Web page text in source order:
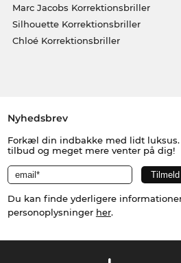
Marc Jacobs Korrektionsbriller
Silhouette Korrektionsbriller
Chloé Korrektionsbriller
Nyhedsbrev
Forkæl din indbakke med lidt luksus.
tilbud og meget mere venter på dig!
Du kan finde yderligere
personoplysninger her.